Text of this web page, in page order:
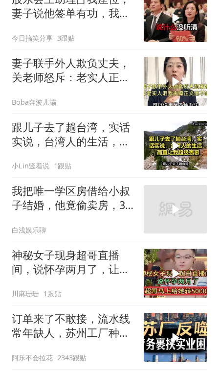
妻子说他签单有功，我抛
给他当
今日搞笑分享 3跟贴
妻子联手外人欺负丈夫，
关老师怒斥：老实人正义
Boba奔波儿灞
跟儿子去了趟台湾，实话
实说，台湾人的生活，简
小Lin竖着说 1跟贴
我把唯一学区房借给小叔
子结婚，他竟偷卖房，3
白浅娱乐聊
神秘女子现身超哥直播
间，说怀孕两月了，让超
川麻珊珊 1跟贴
订单来了不敢接，流水线
常年缺人，苏州工厂种下
阿乐不会拉花 2343跟贴